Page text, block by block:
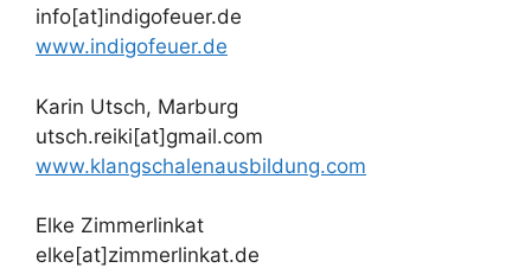
info[at]indigofeuer.de
www.indigofeuer.de
Karin Utsch, Marburg
utsch.reiki[at]gmail.com
www.klangschalenausbildung.com
Elke Zimmerlinkat
elke[at]zimmerlinkat.de